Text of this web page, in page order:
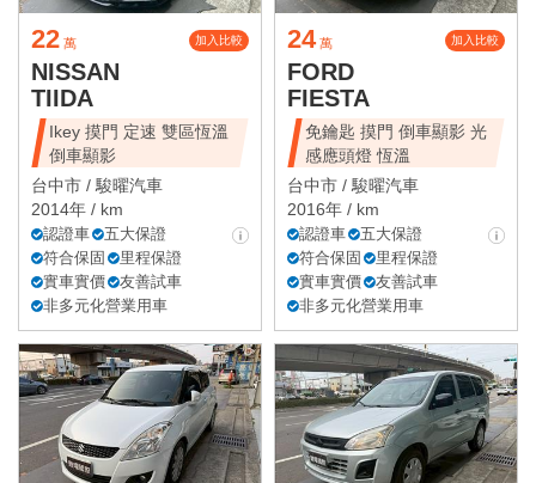
22 萬 加入比較
NISSAN
TIIDA
Ikey 摸門 定速 雙區恆溫
倒車顯影
台中市 /駿曜汽車
2014年 / km
認證車
五大保證
符合保固
里程保證
實車實價
友善試車
非多元化營業用車
24 萬 加入比較
FORD
FIESTA
免鑰匙 摸門 倒車顯影 光
感應頭燈 恆溫
台中市 /駿曜汽車
2016年 / km
認證車
五大保證
符合保固
里程保證
實車實價
友善試車
非多元化營業用車